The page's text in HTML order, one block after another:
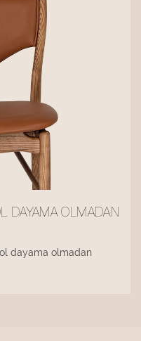
DAYAMA OLMADAN
dayama olmadan